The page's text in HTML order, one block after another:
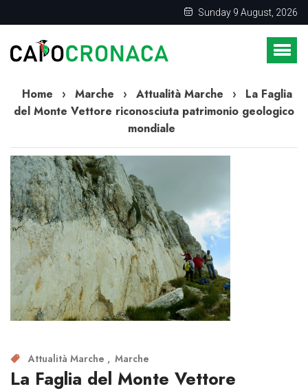
Sunday 9 August, 2026
Home › Marche › Attualità Marche ›
La Faglia
del Monte Vettore riconosciuta patrimonio geologico
mondiale
Attualità Marche Marche
La Faglia del Monte Vettore